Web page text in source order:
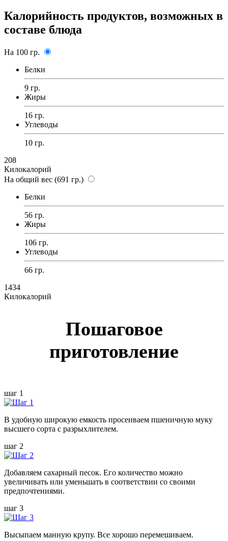
Калорийность продуктов, возможных в
составе блюда
На 100 гр.
Белки
9 гр.
Жиры
16 гр.
Углеводы
10 гр.
208
Килокалорий
На общий вес (691 гр.)
Белки
56 гр.
Жиры
106 гр.
Углеводы
66 гр.
1434
Килокалорий
Пошаговое
приготовление
шаг 1
В удобную широкую емкость просеиваем пшеничную муку
высшего сорта с разрыхлителем.
шаг 2
Добавляем сахарный песок. Его количество можно
увеличивать или уменьшать в соответствии со своими
предпочтениями.
шаг 3
Высыпаем манную крупу. Все хорошо перемешиваем.